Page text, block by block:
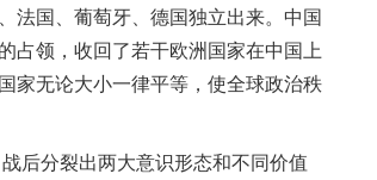
法国、葡萄牙、德国独立出来。中国
占领，收回了若干欧洲国家在中国上
家无论大小一律平等，使全球政治秩
分裂出两大意识形态和不同价值